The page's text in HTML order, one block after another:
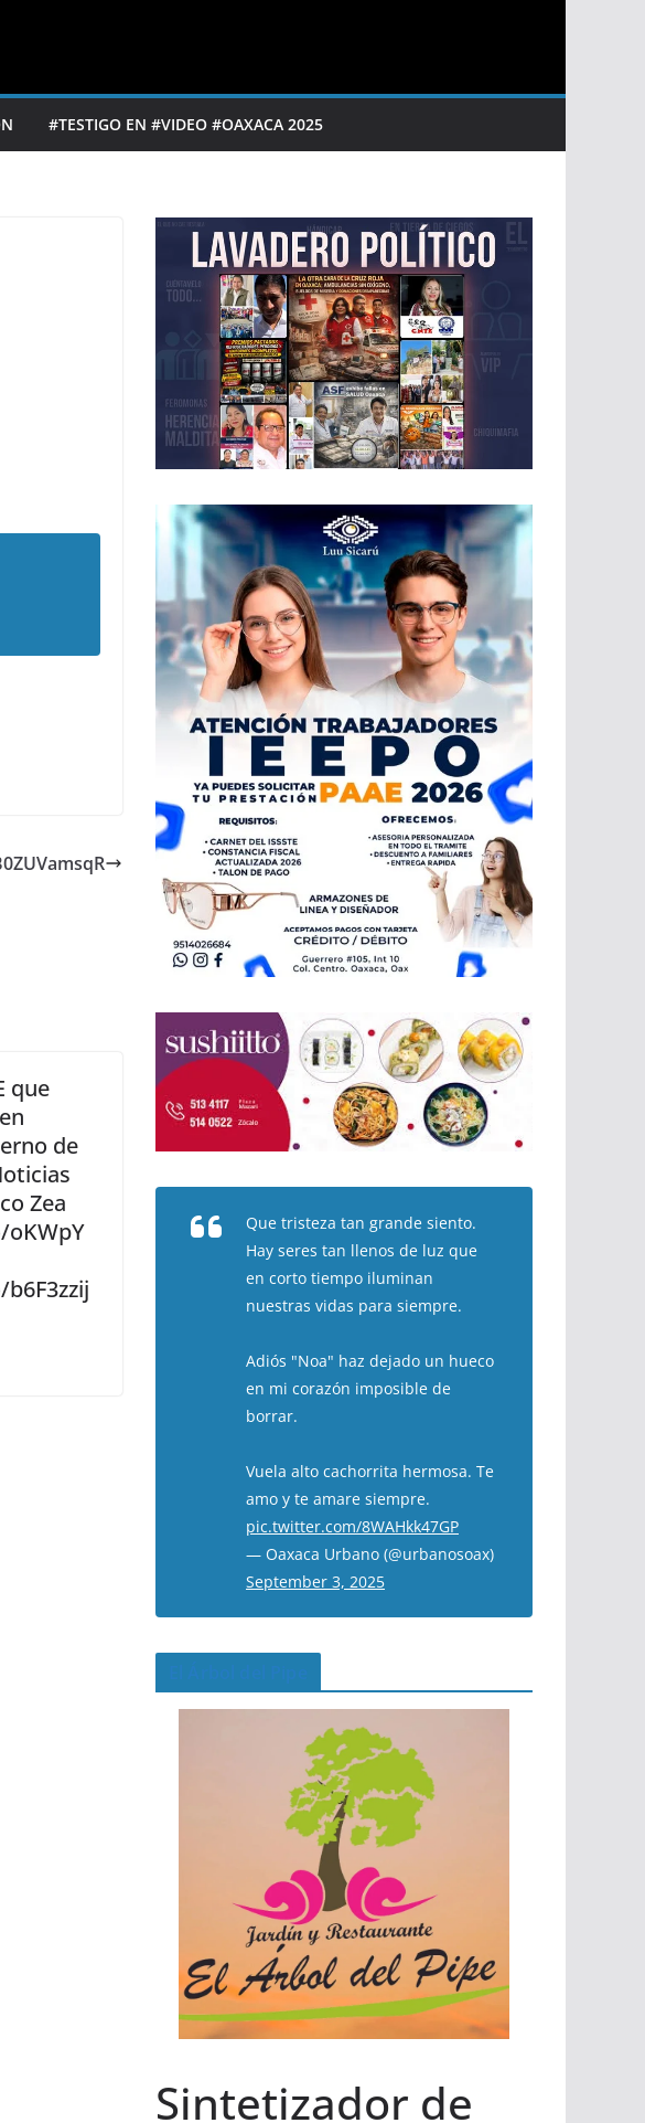
#TESTIGO EN #VIDEO #OAXACA 2025
que
de
Zea
Que tristeza tan grande siento.
Hay seres tan llenos de luz que
en corto tiempo iluminan
nuestras vidas para siempre.
Adiós "Noa" haz dejado un hueco
en mi corazón imposible de
borrar.
Vuela alto cachorrita hermosa. Te
amo y te amare siempre.
pic.twitter.com/8WAHkk47GP
— Oaxaca Urbano (@urbanosoax)
September 3, 2025
Sintetizador de